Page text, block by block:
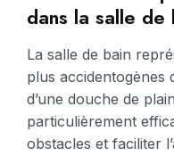
dans la salle de
La salle de bain
plus accidentogènes
d’une douche de
particulièrement
obstacles et faciliter